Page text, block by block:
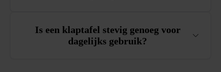
Is een klaptafel stevig genoeg voor
dagelijks gebruik?